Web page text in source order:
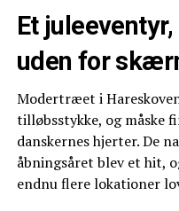
Et
uden for
Modertræet i
tilløbsstykke, og måske
danskernes hjerter. De
åbningsåret blev et hit,
endnu flere lokationer